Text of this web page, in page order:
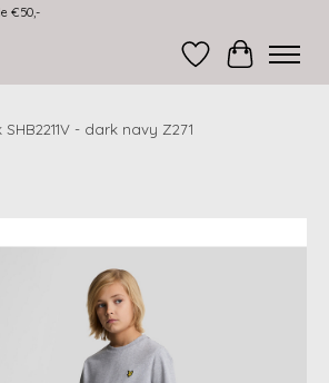
€50,-
Verlanglijst
- dark navy Z271